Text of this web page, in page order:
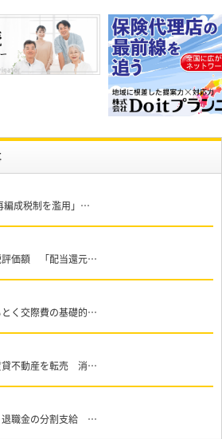
編成税制を濫用」…
評価額 「配当還元…
く交際費の基礎的…
貸不動産を転売 消…
退職金の分割支給 …